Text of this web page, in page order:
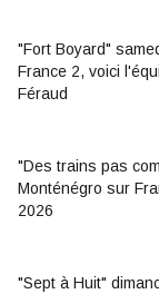
"Fort Boyard"
France 2, voici
Féraud
"Des trains pas
Monténégro sur
2026
"Sept à Huit"